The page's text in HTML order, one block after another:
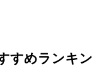
すめランキン